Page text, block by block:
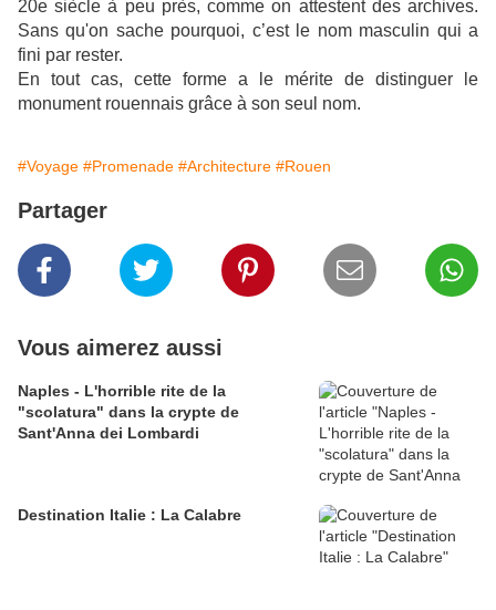
20e siècle à peu près, comme on attestent des archives.
Sans qu'on sache pourquoi, c’est le nom masculin qui a
fini par rester.
En tout cas, cette forme a le mérite de distinguer le
monument rouennais grâce à son seul nom.
#Voyage #Promenade #Architecture #Rouen
Partager
Vous aimerez aussi
Naples - L'horrible rite de la
"scolatura" dans la crypte de
Sant'Anna dei Lombardi
Destination Italie : La Calabre